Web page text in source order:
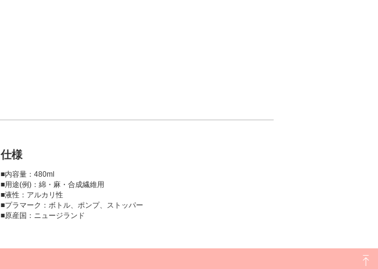
仕様
■内容量：480ml
■用途(例)：綿・麻・合成繊維用
■液性：アルカリ性
■プラマーク：ボトル、ポンプ、ストッパー
■原産国：ニュージランド